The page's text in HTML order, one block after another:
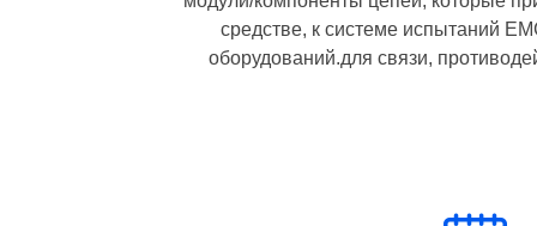
средстве, к системе испытаний
оборудований.для связи,